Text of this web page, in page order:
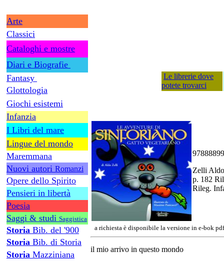
Arte
Classici
Cataloghi e mostre
Diari e Biografie
Fantasy
Glottologia
Giochi esistemi
Infanzia
I Libri del mare
Lingue del mondo
Maremmana
Nuovi autori Romanzi
Opere dello Spirito
Pensieri in libertà
Poesia
Saggi & studi Saggistica
Storia Bib. del '900
Storia Bib. di Storia
Storia Mazziniana
Le librerie dove
potete trovarci
Zelli
p. 182
Rileg.
a richiesta è disponibile la versione in e-bok pdf
il mio arrivo in questo mondo